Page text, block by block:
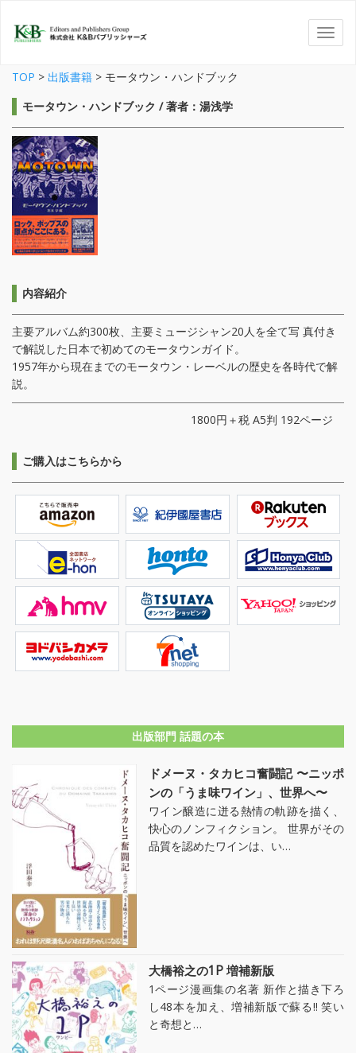
TOP > 出版書籍 > モータウン・ハンドブック
モータウン・ハンドブック / 著者：湯浅学
内容紹介
主要アルバム約300枚、主要ミュージシャン20人を全て写 真付き
で解説した日本で初めてのモータウンガイド。
1957年から現在までのモータウン・レーベルの歴史を各時代で解
説。
1800円＋税 A5判 192ページ
ご購入はこちらから
出版部門 話題の本
ドメーヌ・タカヒコ奮闘記 〜ニッポ
ンの「うま味ワイン」、世界へ〜
ワイン醸造に迸る熱情の軌跡を描く、
快心のノンフィクション。 世界がその
品質を認めたワインは、い…
大橋裕之の1P 増補新版
1ページ漫画集の名著 新作と描き下ろ
し48本を加え、増補新版で蘇る!! 笑い
と奇想と…